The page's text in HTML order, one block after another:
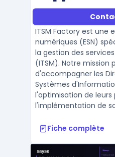
ITSM Factory est une
numériques (ESN)
la gestion des
(ITSM). Notre mission
d'accompagner les
Systèmes
l'optimisation de leurs
l'implémentation de
Fiche complète